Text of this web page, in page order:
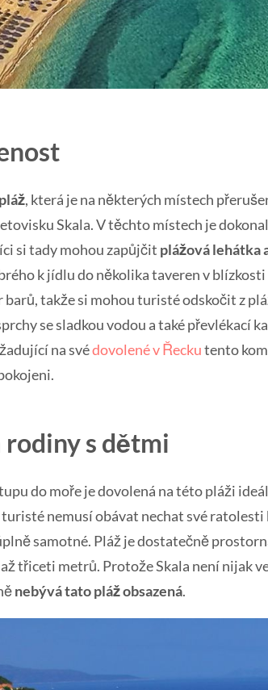
, která je na některých místech
Skala. V těchto místech je
si tady mohou zapůjčit plážová lehátka
k jídlu do několika taveren v
barů, takže si mohou turisté odskočit z
se sladkou vodou a také převlékací
na svédovolené v Řeckutento
rodiny s dětmi
do moře je dovolená na této pláži
turisté nemusí obávat nechat své ratolesti
samotné. Pláž je dostatečně
třiceti metrů. Protože Skala není nijak
nebývá tato pláž obsazená.